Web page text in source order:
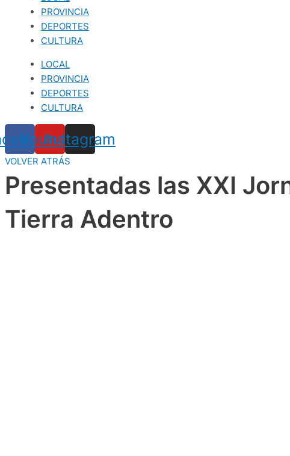
PROVINCIA
DEPORTES
CULTURA
LOCAL
PROVINCIA
DEPORTES
CULTURA
Youtube
Instagram
VOLVER ATRÁS
Presentadas las XXI
Tierra Adentro